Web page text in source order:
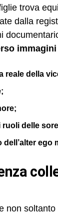
trova
dalla
reale della
delle
ego
non